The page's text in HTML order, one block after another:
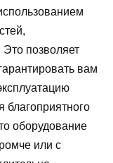
позволяет
вам
благоприятного
оборудование
или с